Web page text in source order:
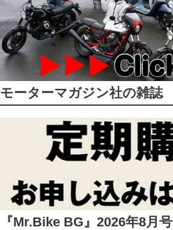
モーターマガジン社の雑誌
『Mr.Bike BG』2026年8月号